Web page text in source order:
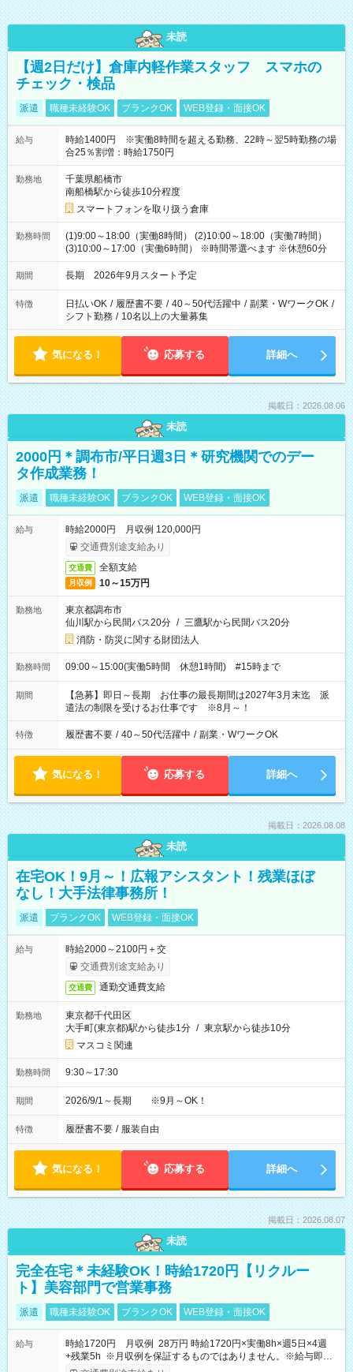
未読
【週2日だけ】倉庫内軽作業スタッフ スマホの
チェック・検品
派遣 職種未経験OK ブランクOK WEB登録・面接OK
給与
時給1400円 ※実働8時間を超える勤務、22時～翌5時勤務の場
合25％割増：時給1750円
勤務地
千葉県船橋市
南船橋駅から徒歩10分程度
スマートフォンを取り扱う倉庫
勤務時間
(1)9:00～18:00（実働8時間） (2)10:00～18:00（実働7時間）
(3)10:00～17:00（実働6時間） ※時間帯選べます ※休憩60分
期間 長期 2026年9月スタート予定
特徴 日払いOK / 履歴書不要 / 40～50代活躍中 / 副業・WワークOK /
シフト勤務 / 10名以上の大量募集
気になる！ 応募する 詳細へ
掲載日：2026.08.06
未読
2000円＊調布市/平日週3日＊研究機関でのデー
タ作成業務！
派遣 職種未経験OK ブランクOK WEB登録・面接OK
給与
時給2000円 月収例 120,000円
交通費別途支給あり
交通費 全額支給
月収例 10～15万円
勤務地
東京都調布市
仙川駅から民間バス20分 / 三鷹駅から民間バス20分
消防・防災に関する財団法人
勤務時間 09:00～15:00(実働5時間 休憩1時間) #15時まで
期間
【急募】即日～長期 お仕事の最長期間は2027年3月末迄 派
遣法の制限を受けるお仕事です ※8月～！
特徴 履歴書不要 / 40～50代活躍中 / 副業・WワークOK
気になる！ 応募する 詳細へ
掲載日：2026.08.08
未読
在宅OK！9月～！広報アシスタント！残業ほぼ
なし！大手法律事務所！
派遣 ブランクOK WEB登録・面接OK
給与
時給2000～2100円＋交
交通費別途支給あり
交通費 通勤交通費支給
勤務地
東京都千代田区
大手町(東京都)駅から徒歩1分 / 東京駅から徒歩10分
マスコミ関連
勤務時間 9:30～17:30
期間 2026/9/1～長期 ※9月～OK！
特徴 履歴書不要 / 服装自由
気になる！ 応募する 詳細へ
掲載日：2026.08.07
未読
完全在宅＊未経験OK！時給1720円【リクルー
ト】美容部門で営業事務
派遣 職種未経験OK ブランクOK WEB登録・面接OK
給与
時給1720円 月収例 28万円 時給1720円×実働8h×週5日×4週
+残業5h ※月収例を保証するものではありません。※給与即受
取りサービス利用可（利用条件有）